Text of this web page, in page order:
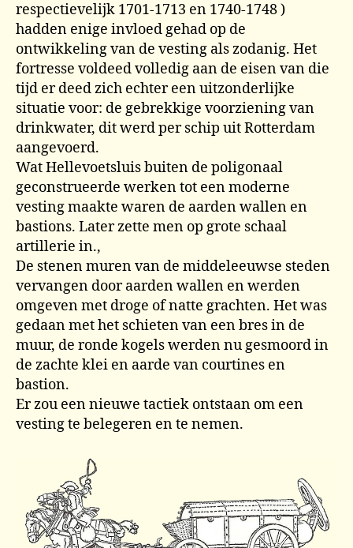
respectievelijk 1701-1713 en 1740-1748 )
hadden enige invloed gehad op de
ontwikkeling van de vesting als zodanig. Het
fortresse voldeed volledig aan de eisen van die
tijd er deed zich echter een uitzonderlijke
situatie voor: de gebrekkige voorziening van
drinkwater, dit werd per schip uit Rotterdam
aangevoerd.
Wat Hellevoetsluis buiten de poligonaal
geconstrueerde werken tot een moderne
vesting maakte waren de aarden wallen en
bastions. Later zette men op grote schaal
artillerie in.,
De stenen muren van de middeleeuwse steden
vervangen door aarden wallen en werden
omgeven met droge of natte grachten. Het was
gedaan met het schieten van een bres in de
muur, de ronde kogels werden nu gesmoord in
de zachte klei en aarde van courtines en
bastion.
Er zou een nieuwe tactiek ontstaan om een
vesting te belegeren en te nemen.